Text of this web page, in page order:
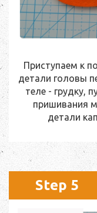
Приступаем к
детали головы
теле - грудку,
пришивания
детали
Step 5